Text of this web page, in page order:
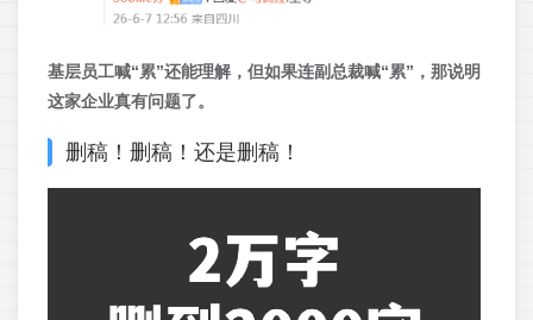
基层员工喊“累”还能理解，但如果连副总裁喊“累”，那说明
这家企业真有问题了。
删稿！删稿！还是删稿！